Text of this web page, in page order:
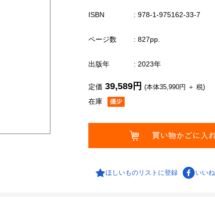
ISBN : 978-1-975162-33-7
ページ数 : 827pp.
出版年 : 2023年
在庫
定価 39,589円 (本体35,990円 ＋ 税)
ほしいものリストに登録 いいね